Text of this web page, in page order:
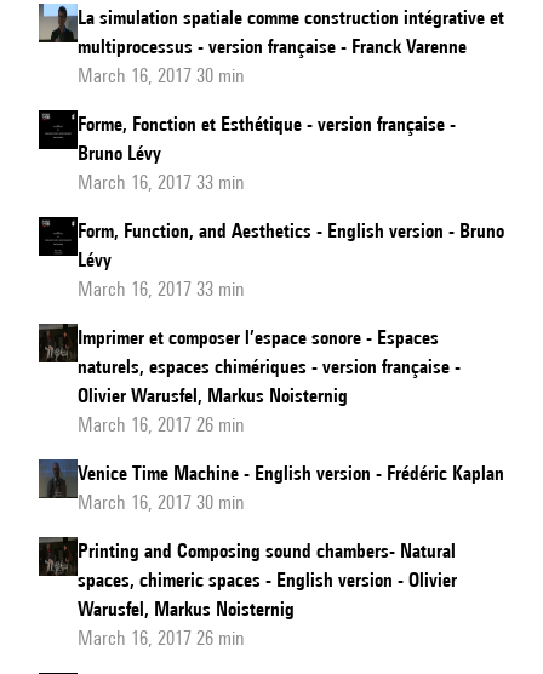
La simulation spatiale comme construction intégrative et
multiprocessus - version française - Franck Varenne
March 16, 2017 30 min
Forme, Fonction et Esthétique - version française -
Bruno Lévy
March 16, 2017 33 min
Form, Function, and Aesthetics - English version - Bruno
Lévy
March 16, 2017 33 min
Imprimer et composer l’espace sonore - Espaces
naturels, espaces chimériques - version française -
Olivier Warusfel, Markus Noisternig
March 16, 2017 26 min
Venice Time Machine - English version - Frédéric Kaplan
March 16, 2017 30 min
Printing and Composing sound chambers- Natural
spaces, chimeric spaces - English version - Olivier
Warusfel, Markus Noisternig
March 16, 2017 26 min